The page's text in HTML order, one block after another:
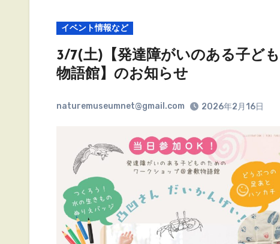
イベント情報など
3/7(土)【発達障がいのある子ど
物語館】のお知らせ
naturemuseumnet@gmail.com 2026年2月16日